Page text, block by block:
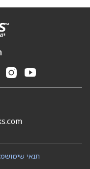
תנאי שימוש